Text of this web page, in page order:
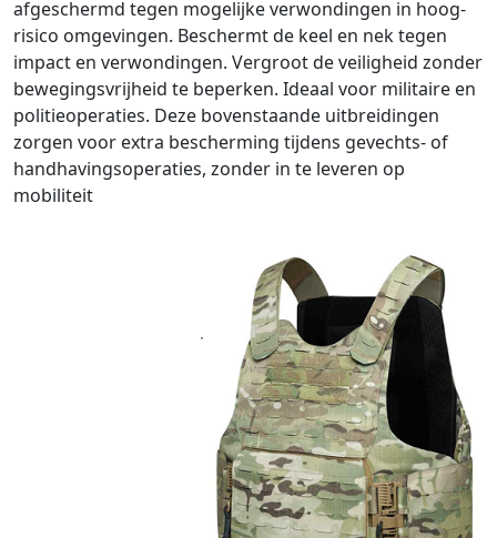
afgeschermd tegen mogelijke verwondingen in hoog-
risico omgevingen. Beschermt de keel en nek tegen
impact en verwondingen. Vergroot de veiligheid zonder
bewegingsvrijheid te beperken. Ideaal voor militaire en
politieoperaties. Deze bovenstaande uitbreidingen
zorgen voor extra bescherming tijdens gevechts- of
handhavingsoperaties, zonder in te leveren op
mobiliteit